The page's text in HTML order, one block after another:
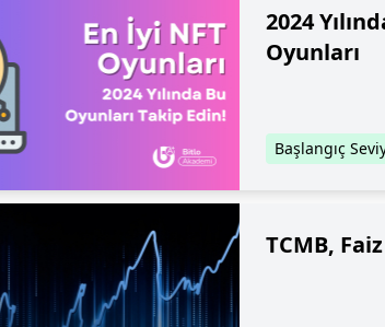
2024
Oyunları
Başlangıç
TCMB,